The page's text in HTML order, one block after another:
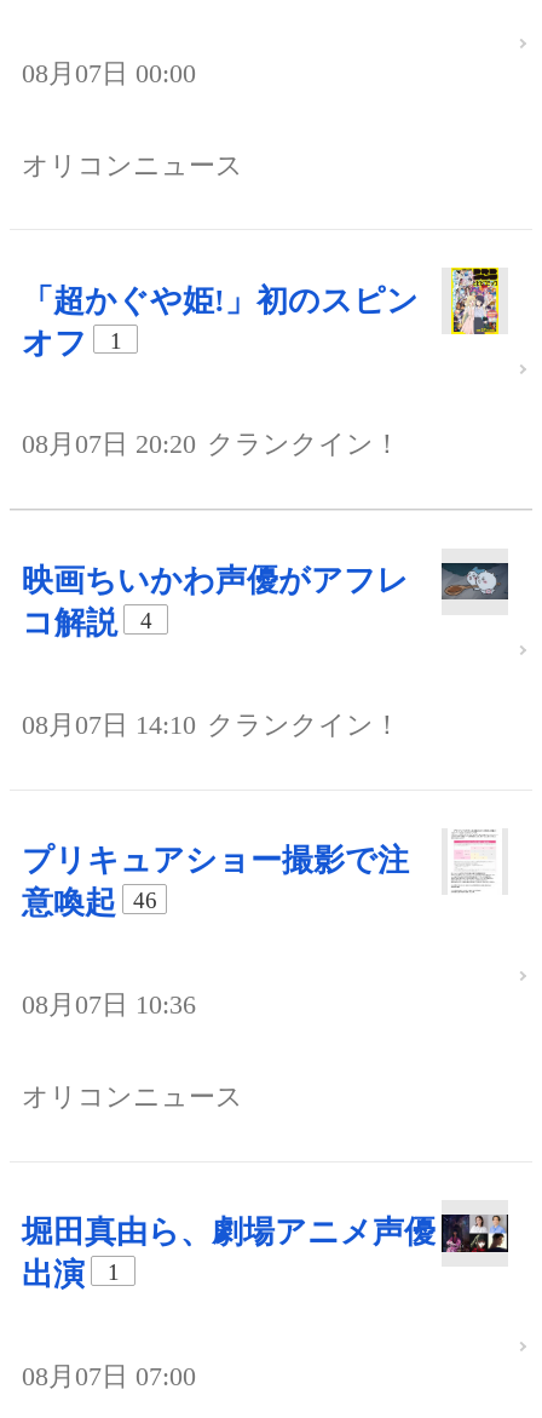
08月07日 00:00
オリコンニュース
「超かぐや姫!」初のスピン
オフ
1
08月07日 20:20 クランクイン！
映画ちいかわ声優がアフレ
コ解説
4
08月07日 14:10 クランクイン！
プリキュアショー撮影で注
意喚起
46
08月07日 10:36
オリコンニュース
堀田真由ら、劇場アニメ声優
出演
1
08月07日 07:00